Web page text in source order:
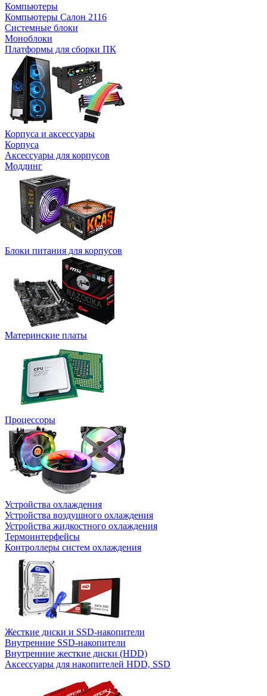
Компьютеры
Компьютеры Салон 2116
Системные блоки
Моноблоки
Платформы для сборки ПК
Корпуса и аксессуары
Корпуса
Аксессуары для корпусов
Моддинг
Блоки питания для корпусов
Материнские платы
Процессоры
Устройства охлаждения
Устройства воздушного охлаждения
Устройства жидкостного охлаждения
Термоинтерфейсы
Контроллеры систем охлаждения
Жесткие диски и SSD-накопители
Внутренние SSD-накопители
Внутренние жесткие диски (HDD)
Аксессуары для накопителей HDD, SSD